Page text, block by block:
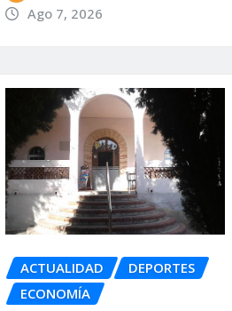
Ago 7, 2026
ACTUALIDAD
DEPORTES
ECONOMÍA